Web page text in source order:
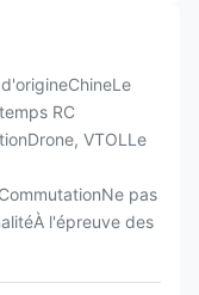
RC
VTOLLe
pas
l'épreuve des